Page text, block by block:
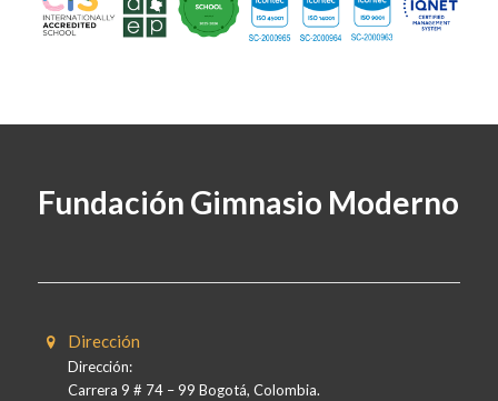
Fundación Gimnasio Moderno
Dirección
Dirección:
Carrera 9 # 74 – 99 Bogotá, Colombia.